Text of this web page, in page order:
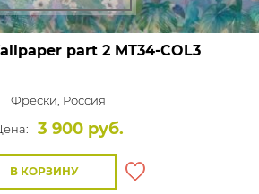
part 2MT34-COL3
Фрески, Россия
3 900 руб.
В КОРЗИНУ